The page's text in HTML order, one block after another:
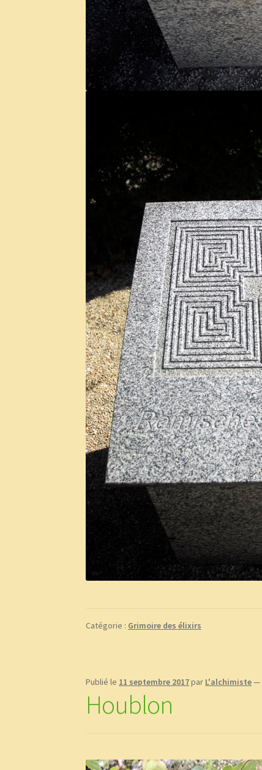
Catégorie : Grimoire des élixirs
Publié le 11 septembre 2017par L'alchimiste—
Houblon